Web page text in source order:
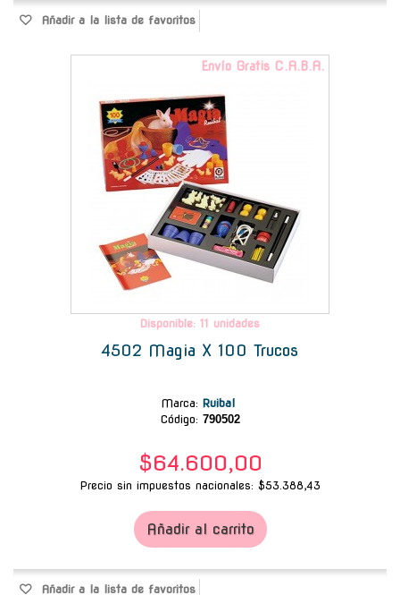
Añadir a la lista de favoritos
Envío Gratis C.A.B.A.
Disponible: 11 unidades
4502 Magia X 100 Trucos
Marca: Ruibal
Código: 790502
$64.600,00
Precio sin impuestos nacionales: $53.388,43
Añadir al carrito
Añadir a la lista de favoritos